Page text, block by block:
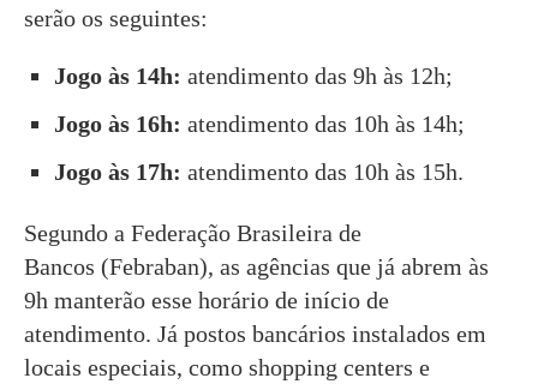
serão os seguintes:
Jogo às 14h: atendimento das 9h às 12h;
Jogo às 16h: atendimento das 10h às 14h;
Jogo às 17h: atendimento das 10h às 15h.
Segundo a Federação Brasileira de
Bancos (Febraban), as agências que já abrem às
9h manterão esse horário de início de
atendimento. Já postos bancários instalados em
locais especiais, como shopping centers e